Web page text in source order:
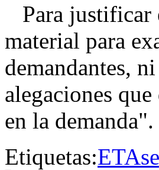
Para justificar
material para
demandantes,
alegaciones
en la demanda".
Etiquetas:ETA